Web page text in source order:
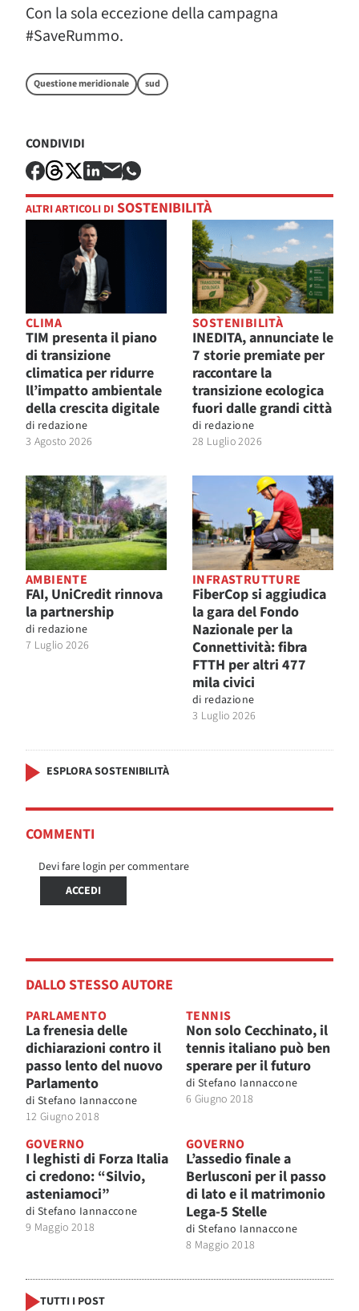
Con la sola eccezione della campagna
#SaveRummo.
Questione meridionale sud
CONDIVIDI
ALTRI ARTICOLI DI SOSTENIBILITÀ
CLIMA
TIM presenta il piano
di transizione
climatica per ridurre
ll’impatto ambientale
della crescita digitale
di redazione
3 Agosto 2026
SOSTENIBILITÀ
INEDITA, annunciate le
7 storie premiate per
raccontare la
transizione ecologica
fuori dalle grandi città
di redazione
28 Luglio 2026
AMBIENTE
FAI, UniCredit rinnova
la partnership
di redazione
7 Luglio 2026
INFRASTRUTTURE
FiberCop si aggiudica
la gara del Fondo
Nazionale per la
Connettività: fibra
FTTH per altri 477
mila civici
di redazione
3 Luglio 2026
ESPLORA SOSTENIBILITÀ
COMMENTI
Devi fare login per commentare
ACCEDI
DALLO STESSO AUTORE
PARLAMENTO
La frenesia delle
dichiarazioni contro il
passo lento del nuovo
Parlamento
di Stefano Iannaccone
12 Giugno 2018
TENNIS
Non solo Cecchinato, il
tennis italiano può ben
sperare per il futuro
di Stefano Iannaccone
6 Giugno 2018
GOVERNO
I leghisti di Forza Italia
ci credono: “Silvio,
asteniamoci”
di Stefano Iannaccone
9 Maggio 2018
GOVERNO
L’assedio finale a
Berlusconi per il passo
di lato e il matrimonio
Lega-5 Stelle
di Stefano Iannaccone
8 Maggio 2018
TUTTI I POST